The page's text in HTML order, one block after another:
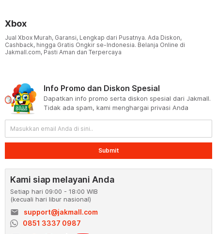
Xbox
Jual Xbox Murah, Garansi, Lengkap dari Pusatnya. Ada Diskon,
Cashback, hingga Gratis Ongkir se-Indonesia. Belanja Online di
Jakmall.com, Pasti Aman dan Terpercaya
Info Promo dan Diskon Spesial
Dapatkan info promo serta diskon spesial dari Jakmall.
Tidak ada spam, kami menghargai privasi Anda
Submit
Kami siap melayani Anda
Setiap hari 09:00 - 18:00 WIB
(kecuali hari libur nasional)
email
support@jakmall.com
0851 3337 0987